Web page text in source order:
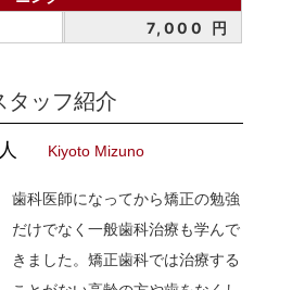
7,000 円
タッフ紹介
Kiyoto Mizuno
歯科医師になってから矯正の勉強
だけでなく一般歯科治療も学んで
きました。矯正歯科では治療する